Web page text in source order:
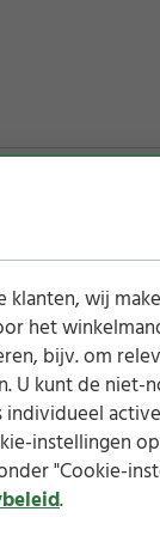
klanten, wij
het
bijv. om
U kunt de niet-
individueel
instellingen
"Cookie-
.
Zonder